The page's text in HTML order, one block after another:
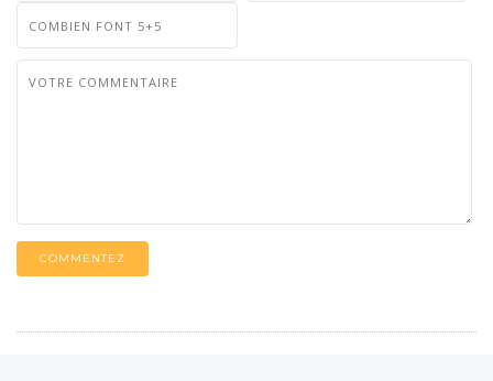
COMMENTEZ